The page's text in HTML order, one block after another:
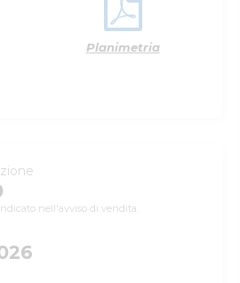
Planimetria
nell'avviso di vendita.